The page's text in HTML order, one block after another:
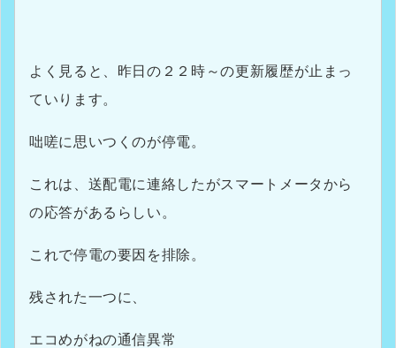
よく見ると、昨日の２２時～の更新履歴が止まっ
ていります。
咄嗟に思いつくのが停電。
これは、送配電に連絡したがスマートメータから
の応答があるらしい。
これで停電の要因を排除。
残された一つに、
エコめがねの通信異常